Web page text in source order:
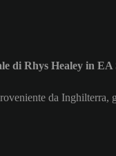
di Rhys Healey in
da